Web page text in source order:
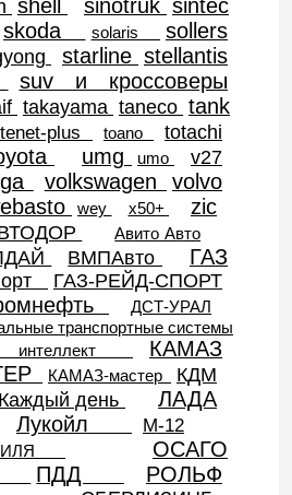
shell sinotruk sintec
skoda solaris
sollers
starline stellantis
suv и кроссоверы
takayama taneco tank
tenet-plus toano
totachi
umg umo v27
volkswagen volvo
wey x50+
zic
Авито Авто
ВМПАвто ГАЗ
ГАЗ-РЕЙД-СПОРТ
ДСТ-УРАЛ
транспортные системы
интеллект
КАМАЗ
КАМАЗ-мастер КДМ
Каждый день
ЛАДА
Лукойл М-12
ОСАГО
ПДД РОЛЬФ